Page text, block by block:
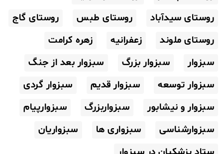
روستای سیدآباد
روستای طبس
روستای گاج
روستای ملوند
زعفرانیه
زهره کرامت
سبزوار
سبزوار بزرگ
سبزوار بعد از جنگ
سبزوار توسعه
سبزوار قدیم
سبزوار گردی
سبزوار و نیشابور
سبزواربزرگ
سبزوارپیام
سبزوارشناسی
سبزواری ها
سبزواریان